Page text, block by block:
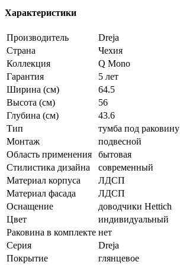
Характеристики
Производитель
Dreja
Страна
Чехия
Коллекция
Q Mono
Гарантия
5 лет
Ширина (см)
64.5
Высота (см)
56
Глубина (см)
43.6
Тип
тумба под раковину
Монтаж
подвесной
Область применения
бытовая
Стилистика дизайна
современный
Материал корпуса
ЛДСП
Материал фасада
ЛДСП
Оснащение
доводчики Hettich
Цвет
индивидуальный
Раковина в комплекте нет
Серия
Dreja
Покрытие
глянцевое